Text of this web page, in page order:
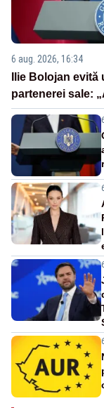
6 aug. 2026, 16:34
Ilie Bolojan
partenerei sale: